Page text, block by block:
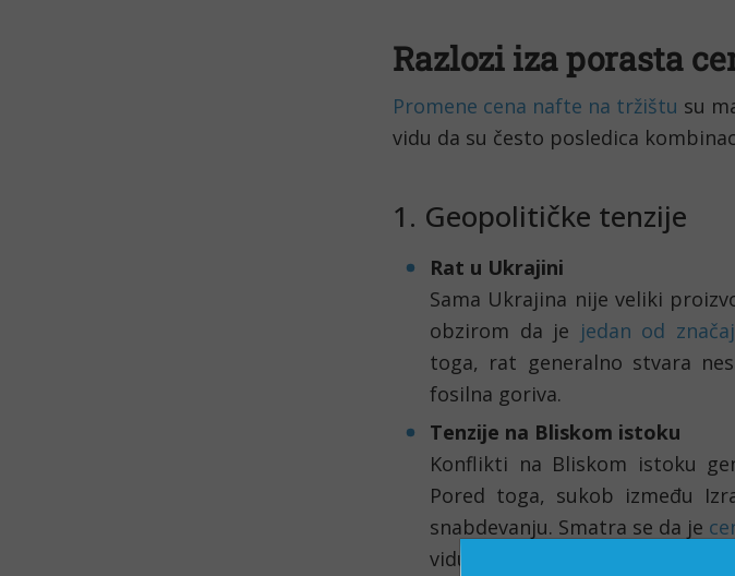
Razlozi iza porasta
Promene cena nafte na tržištu su
vidu da su često posledica
1. Geopolitičke tenzije
Rat u Ukrajini
Sama Ukrajina nije veliki
obzirom da je jedan od
toga, rat generalno stvara
fosilna goriva.
Tenzije na Bliskom istoku
Konflikti na Bliskom istoku
Pored toga, sukob između
snabdevanju. Smatra se da je
vidu rizične premije.